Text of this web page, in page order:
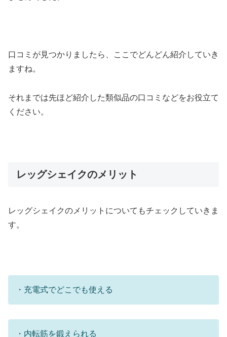
口コミが見つかりましたら、ここでどんどん紹介していき
ますね。
それまでは先ほど紹介した類似品の口コミなどをお役立て
ください。
レッグシェイクのメリット
レッグシェイクのメリットについてもチェックしていきま
す。
・充電式でどこでも使える
・内転筋を鍛えられる